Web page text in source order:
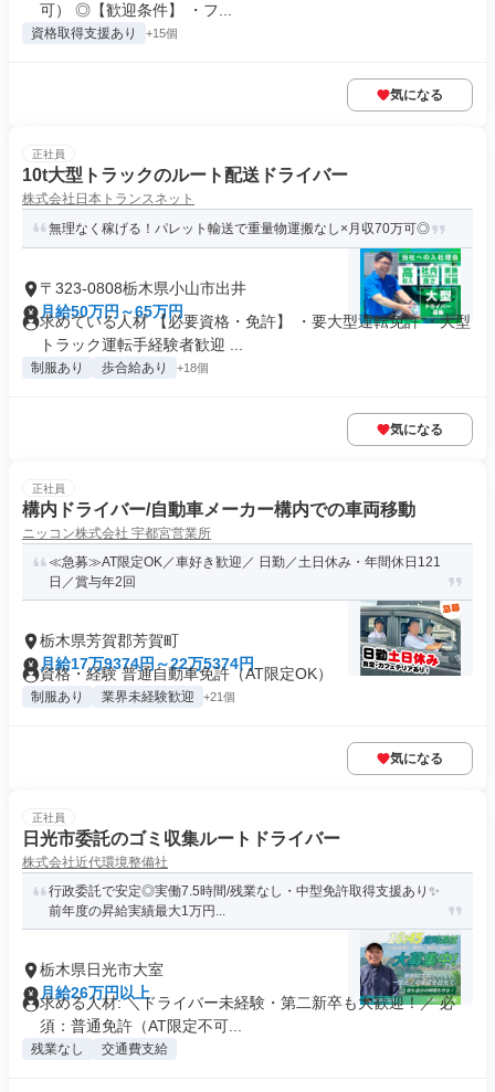
可） ◎【歓迎条件】 ・フ...
資格取得支援あり +15個
気になる
正社員
10t大型トラックのルート配送ドライバー
株式会社日本トランスネット
無理なく稼げる！パレット輸送で重量物運搬なし×月収70万可◎
〒323-0808栃木県小山市出井
月給50万円～65万円
求めている人材 【必要資格・免許】 ・要大型運転免許 ・大型
トラック運転手経験者歓迎 ...
制服あり 歩合給あり +18個
気になる
正社員
構内ドライバー/自動車メーカー構内での車両移動
ニッコン株式会社 宇都宮営業所
≪急募≫AT限定OK／車好き歓迎／ 日勤／土日休み・年間休日121
日／賞与年2回
栃木県芳賀郡芳賀町
月給17万9374円～22万5374円
資格・経験 普通自動車免許（AT限定OK）
制服あり 業界未経験歓迎 +21個
気になる
正社員
日光市委託のゴミ収集ルートドライバー
株式会社近代環境整備社
行政委託で安定◎実働7.5時間/残業なし・中型免許取得支援あり✨
前年度の昇給実績最大1万円...
栃木県日光市大室
月給26万円以上
求める人材: ＼ドライバー未経験・第二新卒も大歓迎！／ 必
須：普通免許（AT限定不可...
残業なし 交通費支給